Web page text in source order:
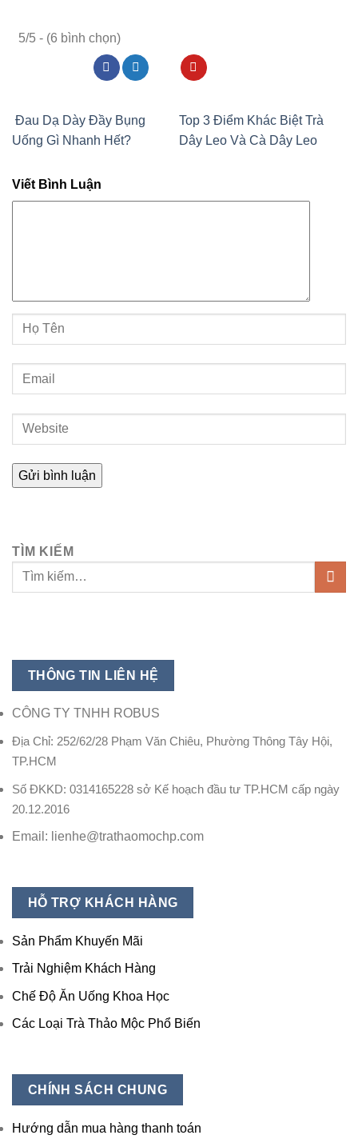
5/5 - (6 bình chọn)
Đau Dạ Dày Đầy Bụng
Uống Gì Nhanh Hết?
Top 3 Điểm Khác Biệt Trà
Dây Leo Và Cà Dây Leo
Viết Bình Luận
TÌM KIẾM
THÔNG TIN LIÊN HỆ
CÔNG TY TNHH ROBUS
Địa Chỉ: 252/62/28 Phạm Văn Chiêu, Phường Thông Tây Hội,
TP.HCM
Số ĐKKD: 0314165228 sở Kế hoạch đầu tư TP.HCM cấp ngày
20.12.2016
Email: lienhe@trathaomochp.com
HỖ TRỢ KHÁCH HÀNG
Sản Phẩm Khuyến Mãi
Trải Nghiệm Khách Hàng
Chế Độ Ăn Uống Khoa Học
Các Loại Trà Thảo Mộc Phổ Biến
CHÍNH SÁCH CHUNG
Hướng dẫn mua hàng thanh toán